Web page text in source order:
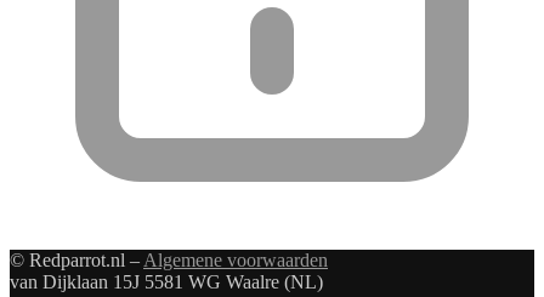
© Redparrot.nl – Algemene voorwaarden
van Dijklaan 15J 5581 WG Waalre (NL)